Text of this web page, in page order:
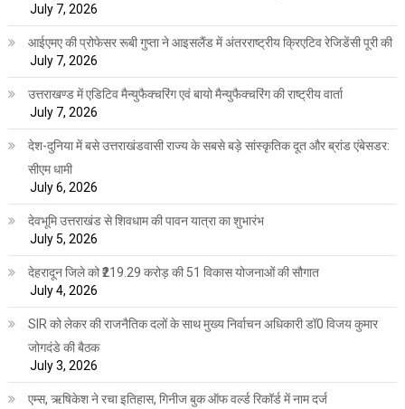
July 7, 2026
आईएमए की प्रोफेसर रूबी गुप्ता ने आइसलैंड में अंतरराष्ट्रीय क्रिएटिव रेजिडेंसी पूरी की
July 7, 2026
उत्तराखण्ड में एडिटिव मैन्युफैक्चरिंग एवं बायो मैन्युफैक्चरिंग की राष्ट्रीय वार्ता
July 7, 2026
देश-दुनिया में बसे उत्तराखंडवासी राज्य के सबसे बड़े सांस्कृतिक दूत और ब्रांड एंबेसडर:
सीएम धामी
July 6, 2026
देवभूमि उत्तराखंड से शिवधाम की पावन यात्रा का शुभारंभ
July 5, 2026
देहरादून जिले को ₹219.29 करोड़ की 51 विकास योजनाओं की सौगात
July 4, 2026
SIR को लेकर की राजनैतिक दलों के साथ मुख्य निर्वाचन अधिकारी डॉ0 विजय कुमार
जोगदंडे की बैठक
July 3, 2026
एम्स, ऋषिकेश ने रचा इतिहास, गिनीज बुक ऑफ वर्ल्ड रिकॉर्ड में नाम दर्ज